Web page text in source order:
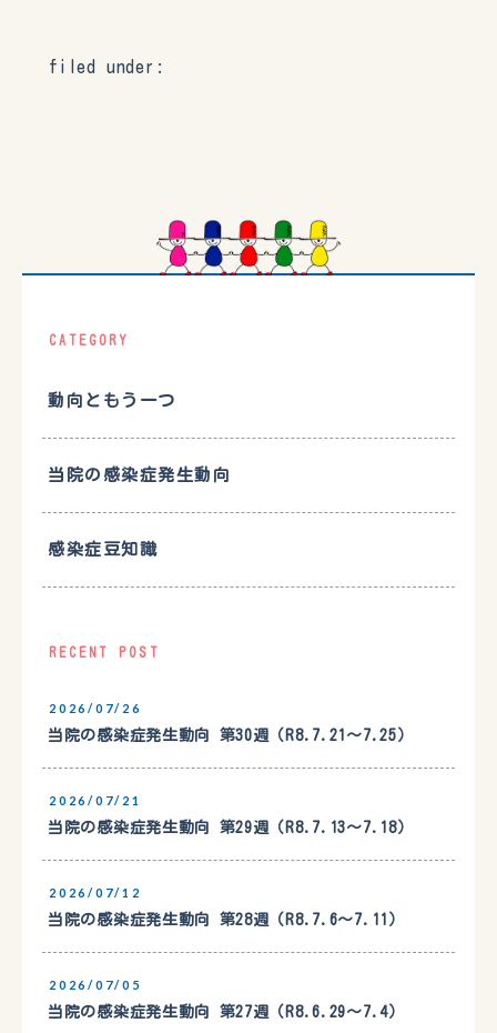
filed under:
CATEGORY
動向ともう一つ
当院の感染症発生動向
感染症豆知識
RECENT POST
2026/07/26
当院の感染症発生動向 第30週（R8.7.21〜7.25）
2026/07/21
当院の感染症発生動向 第29週（R8.7.13〜7.18）
2026/07/12
当院の感染症発生動向 第28週（R8.7.6〜7.11）
2026/07/05
当院の感染症発生動向 第27週（R8.6.29〜7.4）